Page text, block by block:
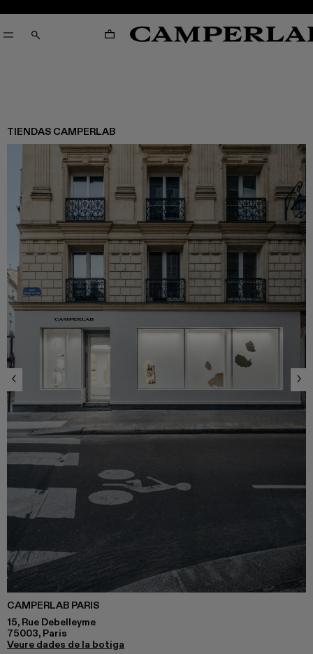
CERCA CARRO
TIENDAS CAMPERLAB
CAMPERLAB PARIS
15, Rue Debelleyme
75003, Paris
Veure dades de la botiga